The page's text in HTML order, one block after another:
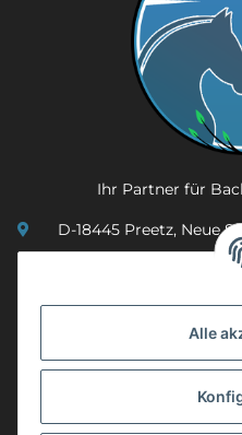
Alle
Ihr Partner für
D-18445 Preetz, Neue
info@mobility-in-
Informationen
Back on Track